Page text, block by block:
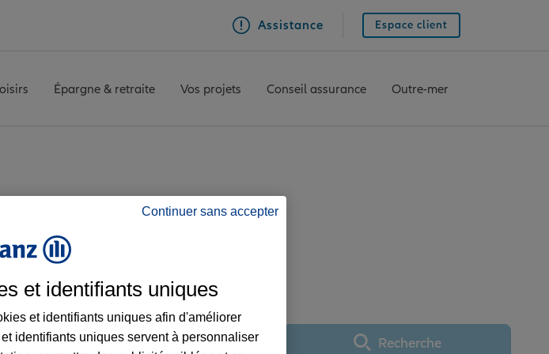
Assistance Espace client
Épargne & retraite Vos projets Conseil assurance Outre-mer
MAUBOURGUET
Recherche
Continuer sans accepter
et identifiants uniques
et identifiants uniques afin d'améliorer
identifiants uniques servent à personnaliser